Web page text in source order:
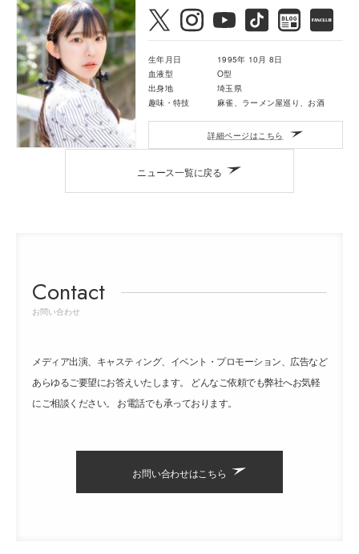
生年月日
1995年 10月 8日
血液型
O型
出身地
埼玉県
趣味・特技
麻雀、ラーメン屋巡り、お酒
詳細ページはこちら
ニュース一覧に戻る
Contact
お問い合わせ
メディア出演、キャスティング、イベント・プロモーション、広告など
あらゆるご要望にお答えいたします。 どんなご依頼でも弊社へお気軽
にご相談ください。 お電話でも承っております。
お問い合わせはこちら